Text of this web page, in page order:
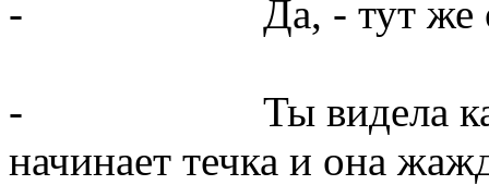
- Да, - тут же
- Ты видела как
начинает течка и она